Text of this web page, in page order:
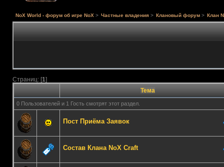
NoX World - форум об игре NoX > Частные владения > Клановый форум > Клан
Страниц: [1]
Тема
0 Пользователей и 1 Гость смотрят этот раздел.
Пост Приёма Заявок
Состав Клана NoX Craft